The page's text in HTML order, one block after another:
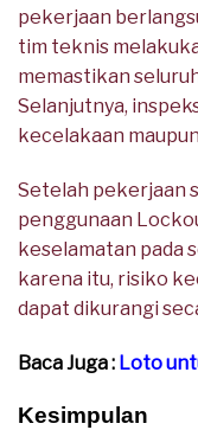
pekerjaan
tim teknis
memastikan
Selanjutnya,
kecelakaan
Setelah pekerjaan
penggunaan
keselamatan pada
karena itu, risiko
dapat dikurangi
Baca Juga : Loto
Kesimpulan